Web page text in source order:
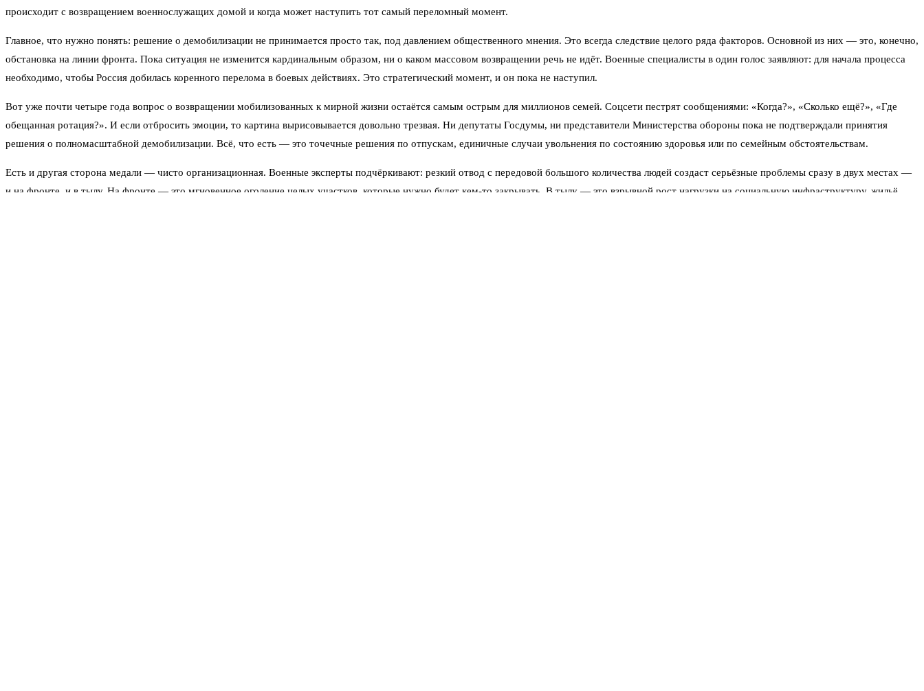
происходит с возвращением военнослужащих домой и когда может наступить тот самый переломный момент.
Главное, что нужно понять: решение о демобилизации не принимается просто так, под давлением общественного мнения. Это всегда следствие целого ряда факторов. Основной из них — это, конечно,
обстановка на линии фронта. Пока ситуация не изменится кардинальным образом, ни о каком массовом возвращении речь не идёт. Военные специалисты в один голос заявляют: для начала процесса
необходимо, чтобы Россия добилась коренного перелома в боевых действиях. Это стратегический момент, и он пока не наступил.
Вот уже почти четыре года вопрос о возвращении мобилизованных к мирной жизни остаётся самым острым для миллионов семей. Соцсети пестрят сообщениями: «Когда?», «Сколько ещё?», «Где
обещанная ротация?». И если отбросить эмоции, то картина вырисовывается довольно трезвая. Ни депутаты Госдумы, ни представители Министерства обороны пока не подтверждали принятия
решения о полномасштабной демобилизации. Всё, что есть — это точечные решения по отпускам, единичные случаи увольнения по состоянию здоровья или по семейным обстоятельствам.
Есть и другая сторона медали — чисто организационная. Военные эксперты подчёркивают: резкий отвод с передовой большого количества людей создаст серьёзные проблемы сразу в двух местах —
и на фронте, и в тылу. На фронте — это мгновенное оголение целых участков, которые нужно будет кем-то закрывать. В тылу — это взрывной рост нагрузки на социальную инфраструктуру, жильё,